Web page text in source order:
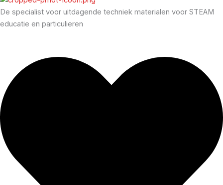
De specialist voor uitdagende techniek materialen voor STEAM
educatie en particulieren